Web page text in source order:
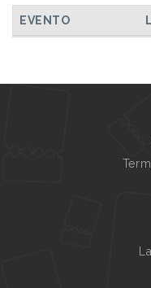
TUTTI GLI
EVENTO